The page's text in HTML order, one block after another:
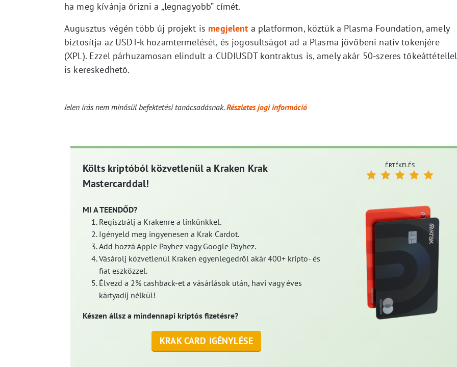
ha meg kívánja őrizni a „legnagyobb” címét.
Augusztus végén több új projekt is megjelent a platformon, köztük a Plasma Foundation, amely
biztosítja az USDT-k hozamtermelését, és jogosultságot ad a Plasma jövőbeni natív tokenjére
(XPL). Ezzel párhuzamosan elindult a CUDIUSDT kontraktus is, amely akár 50-szeres tőkeáttétellel
is kereskedhető.
Jelen írás nem minősül befektetési tanácsadásnak.Részletes jogi információ
Költs kriptóból közvetlenül a Kraken Krak
Mastercarddal!
MI A TEENDŐD?
Regisztrálj a Krakenre a linkünkkel.
Igényeld meg ingyenesen a Krak Cardot.
Add hozzá Apple Payhez vagy Google Payhez.
Vásárolj közvetlenül Kraken egyenlegedről akár 400+ kripto- és
fiat eszközzel.
Élvezd a 2% cashback-et a vásárlások után, havi vagy éves
kártyadíj nélkül!
Készen állsz a mindennapi kriptós fizetésre?
KRAK CARD IGÉNYLÉSE
ÉRTÉKELÉS